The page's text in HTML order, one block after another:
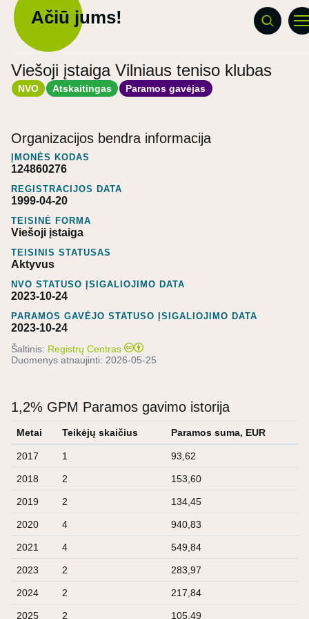
Ačiū jums!
Viešoji įstaiga Vilniaus teniso klubas
NVO Atskaitingas Paramos gavėjas
Organizacijos bendra informacija
ĮMONĖS KODAS
124860276
REGISTRACIJOS DATA
1999-04-20
TEISINĖ FORMA
Viešoji įstaiga
TEISINIS STATUSAS
Aktyvus
NVO STATUSO ĮSIGALIOJIMO DATA
2023-10-24
PARAMOS GAVĖJO STATUSO ĮSIGALIOJIMO DATA
2023-10-24
Šaltinis: Registrų Centras
Duomenys atnaujinti: 2026-05-25
1,2% GPM Paramos gavimo istorija
Metai Teikėjų skaičius Paramos suma, EUR
2017 1 93,62
2018 2 153,60
2019 2 134,45
2020 4 940,83
2021 4 549,84
2023 2 283,97
2024 2 217,84
2025 2 105,49